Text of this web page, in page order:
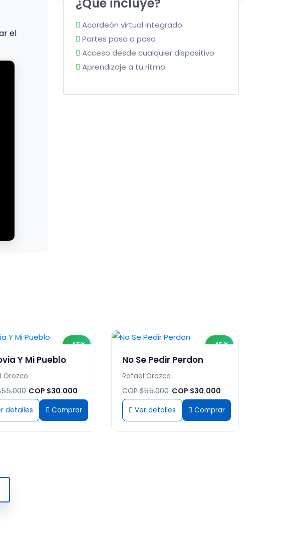
el
¿Qué incluye?
Acordeón virtual integrado
Partes paso a paso
Acceso desde cualquier dispositivo
Aprendizaje a tu ritmo
-45%
Y Mi Pueblo
Orozco
COP $30.000
detalles Comprar
-45%
No Se Pedir Perdon
Rafael Orozco
COP $55.000 COP $30.000
Ver detalles Comprar